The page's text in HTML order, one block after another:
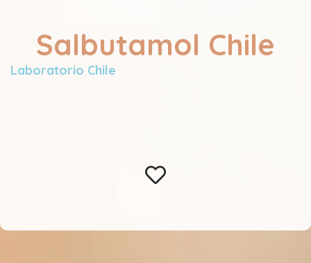
Salbutamol Chile
Laboratorio Chile